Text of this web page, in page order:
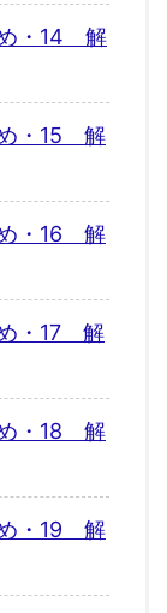
・14 解
・15 解
・16 解
・17 解
・18 解
・19 解